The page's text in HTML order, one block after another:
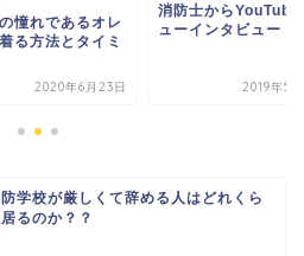
憧れであるオレ
る方法とタイミ
2020年6月23日
消防士からYouTube
ューインタビュー
2019年5
学校が厳しくて辞める人はどれくら
るのか？？